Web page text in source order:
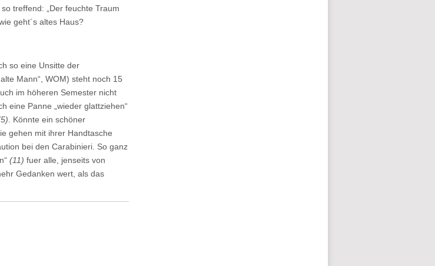
treffend: „Der feuchte Traum
geht´s altes Haus?
so eine Unsitte der
Mann“, WOM) steht noch 15
im höheren Semester nicht
eine Panne „wieder glattziehen“
. Könnte ein schöner
gehen mit ihrer Handtasche
bei den Carabinieri. So ganz
(11) fuer alle, jenseits von
Gedanken wert, als das